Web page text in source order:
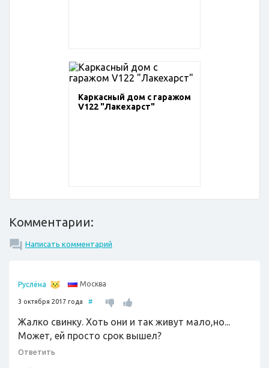
Каркасный дом с гаражом
V122 "Лакехарст"
Комментарии:
Написать комментарий
Руслёна Москва
3 октября 2017 года #
Жалко свинку. Хоть они и так живут мало,но...
Может, ей просто срок вышел?
Ответить